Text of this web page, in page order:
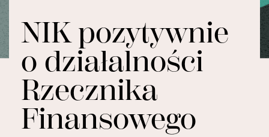
NIK pozytywnie
o działalności
Rzecznika
Finansowego